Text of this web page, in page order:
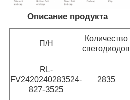
Все случаи
Отправить запрос
Неоновый свет прокладки
Описание продукта
П/Н
Количество
светодиодов
RL-
FV2420240283524-
827-3525
2835